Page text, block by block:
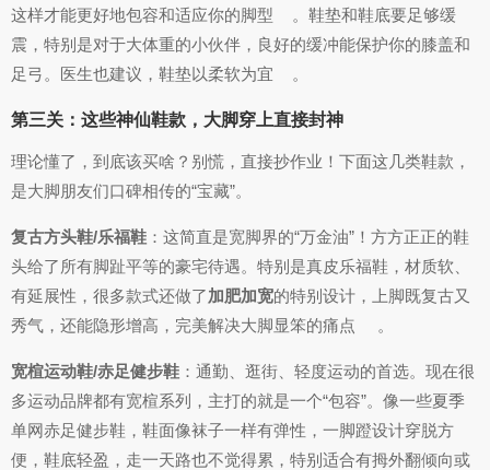
这样才能更好地包容和适应你的脚型
。鞋垫和鞋底要足够缓
震，特别是对于大体重的小伙伴，良好的缓冲能保护你的膝盖和
足弓。医生也建议，鞋垫以柔软为宜
。
第三关：这些神仙鞋款，大脚穿上直接封神
理论懂了，到底该买啥？别慌，直接抄作业！下面这几类鞋款，
是大脚朋友们口碑相传的“宝藏”。
复古方头鞋/乐福鞋 ：这简直是宽脚界的“万金油”！方方正正的鞋
头给了所有脚趾平等的豪宅待遇。特别是真皮乐福鞋，材质软、
有延展性，很多款式还做了加肥加宽的特别设计，上脚既复古又
秀气，还能隐形增高，完美解决大脚显笨的痛点
。
宽楦运动鞋/赤足健步鞋 ：通勤、逛街、轻度运动的首选。现在很
多运动品牌都有宽楦系列，主打的就是一个“包容”。像一些夏季
单网赤足健步鞋，鞋面像袜子一样有弹性，一脚蹬设计穿脱方
便，鞋底轻盈，走一天路也不觉得累，特别适合有拇外翻倾向或